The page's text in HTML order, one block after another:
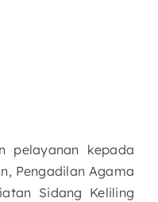
pelayanan kepada
Pengadilan Agama
Sidang Keliling